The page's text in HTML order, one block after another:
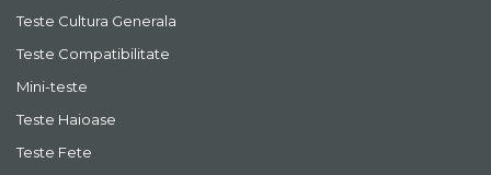
Teste Cultura Generala
Teste Compatibilitate
Mini-teste
Teste Haioase
Teste Fete